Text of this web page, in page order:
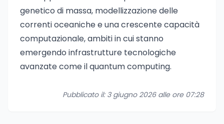
genetico di massa, modellizzazione delle
correnti oceaniche e una crescente capacità
computazionale, ambiti in cui stanno
emergendo infrastrutture tecnologiche
avanzate come il quantum computing.
Pubblicato il: 3 giugno 2026 alle ore 07:28